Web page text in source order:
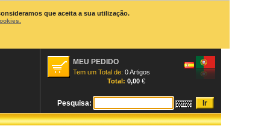
que aceita a sua utilização.
MEU PEDIDO
Tem um Total de: 0 Artigos
Total: 0,00 €
Pesquisa: